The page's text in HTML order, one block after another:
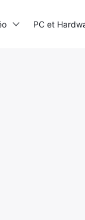
PC et